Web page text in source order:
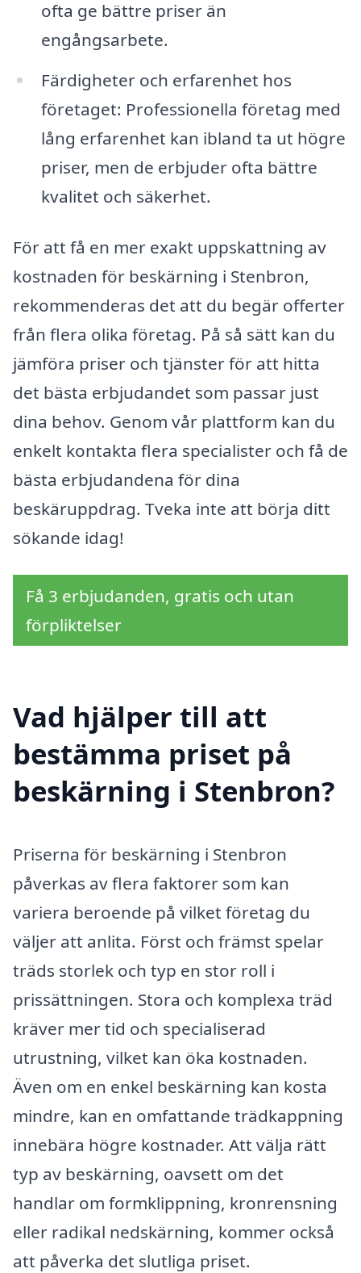
ofta ge bättre priser än
engångsarbete.
Färdigheter och erfarenhet hos
företaget: Professionella företag med
lång erfarenhet kan ibland ta ut högre
priser, men de erbjuder ofta bättre
kvalitet och säkerhet.
För att få en mer exakt uppskattning av
kostnaden för beskärning i Stenbron,
rekommenderas det att du begär offerter
från flera olika företag. På så sätt kan du
jämföra priser och tjänster för att hitta
det bästa erbjudandet som passar just
dina behov. Genom vår plattform kan du
enkelt kontakta flera specialister och få de
bästa erbjudandena för dina
beskäruppdrag. Tveka inte att börja ditt
sökande idag!
Få 3 erbjudanden, gratis och utan
förpliktelser
Vad hjälper till att
bestämma priset på
beskärning i Stenbron?
Priserna för beskärning i Stenbron
påverkas av flera faktorer som kan
variera beroende på vilket företag du
väljer att anlita. Först och främst spelar
träds storlek och typ en stor roll i
prissättningen. Stora och komplexa träd
kräver mer tid och specialiserad
utrustning, vilket kan öka kostnaden.
Även om en enkel beskärning kan kosta
mindre, kan en omfattande trädkappning
innebära högre kostnader. Att välja rätt
typ av beskärning, oavsett om det
handlar om formklippning, kronrensning
eller radikal nedskärning, kommer också
att påverka det slutliga priset.